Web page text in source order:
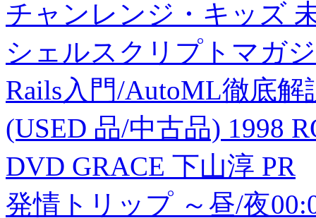
チャンレンジ・キッズ
シェルスクリプトマガ
Rails入門/AutoML徹底
(USED 品/中古品) 1998
DVD GRACE 下山淳 PR
発情トリップ ～昼/夜